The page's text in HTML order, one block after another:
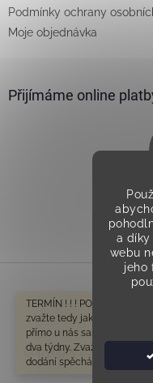
a díky
webu
jeho
TERMÍN ! ! ! POZOR V
zvažte tedy jak na dodání
přímo u nás samozřejmě
dva týdny. Zvažte tedy
dodání spěcháte.
Podmínky ochrany
Moje objednávka
Přijímáme online
Copyright 2026